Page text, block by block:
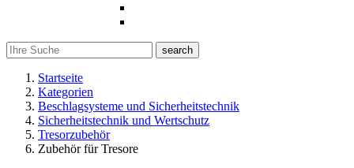
search
Startseite
Kategorien
Beschlagsysteme und Sicherheitstechnik
Sicherheitstechnik und Wertschutz
Tresorzubehör
Zubehör für Tresore